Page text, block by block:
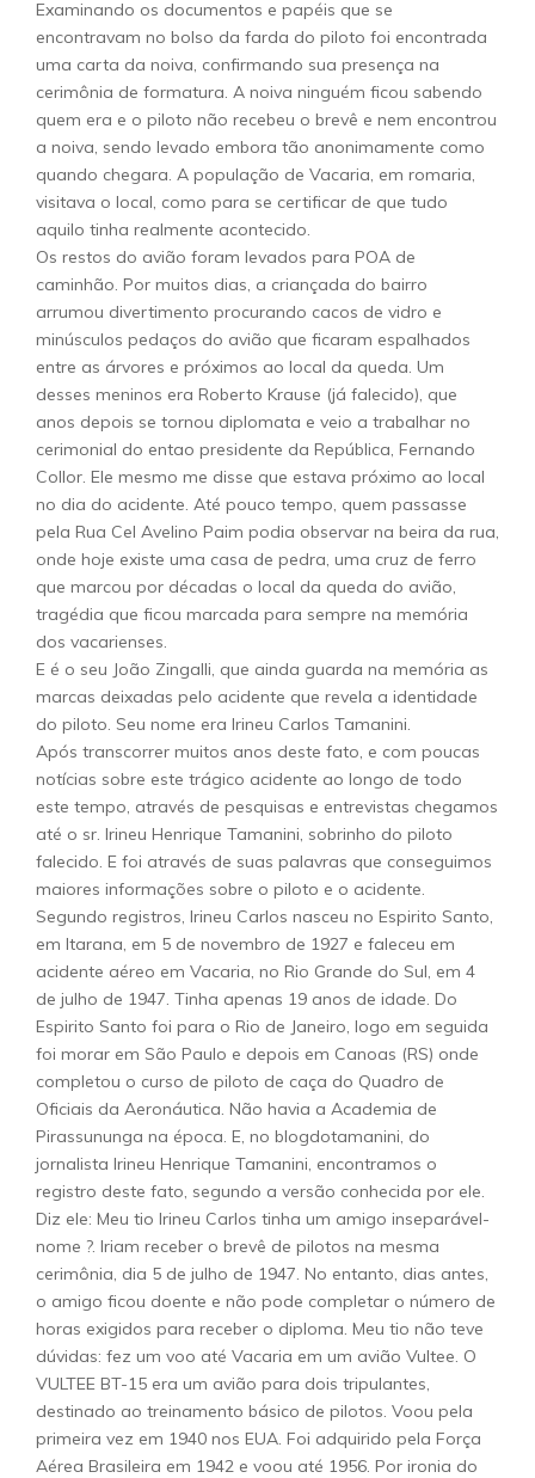
Examinando os documentos e papéis que se
encontravam no bolso da farda do piloto foi encontrada
uma carta da noiva, confirmando sua presença na
cerimônia de formatura. A noiva ninguém ficou sabendo
quem era e o piloto não recebeu o brevê e nem encontrou
a noiva, sendo levado embora tão anonimamente como
quando chegara. A população de Vacaria, em romaria,
visitava o local, como para se certificar de que tudo
aquilo tinha realmente acontecido.
Os restos do avião foram levados para POA de
caminhão. Por muitos dias, a criançada do bairro
arrumou divertimento procurando cacos de vidro e
minúsculos pedaços do avião que ficaram espalhados
entre as árvores e próximos ao local da queda. Um
desses meninos era Roberto Krause (já falecido), que
anos depois se tornou diplomata e veio a trabalhar no
cerimonial do entao presidente da República, Fernando
Collor. Ele mesmo me disse que estava próximo ao local
no dia do acidente. Até pouco tempo, quem passasse
pela Rua Cel Avelino Paim podia observar na beira da rua,
onde hoje existe uma casa de pedra, uma cruz de ferro
que marcou por décadas o local da queda do avião,
tragédia que ficou marcada para sempre na memória
dos vacarienses.
E é o seu João Zingalli, que ainda guarda na memória as
marcas deixadas pelo acidente que revela a identidade
do piloto. Seu nome era Irineu Carlos Tamanini.
Após transcorrer muitos anos deste fato, e com poucas
notícias sobre este trágico acidente ao longo de todo
este tempo, através de pesquisas e entrevistas chegamos
até o sr. Irineu Henrique Tamanini, sobrinho do piloto
falecido. E foi através de suas palavras que conseguimos
maiores informações sobre o piloto e o acidente.
Segundo registros, Irineu Carlos nasceu no Espirito Santo,
em Itarana, em 5 de novembro de 1927 e faleceu em
acidente aéreo em Vacaria, no Rio Grande do Sul, em 4
de julho de 1947. Tinha apenas 19 anos de idade. Do
Espirito Santo foi para o Rio de Janeiro, logo em seguida
foi morar em São Paulo e depois em Canoas (RS) onde
completou o curso de piloto de caça do Quadro de
Oficiais da Aeronáutica. Não havia a Academia de
Pirassununga na época. E, no blogdotamanini, do
jornalista Irineu Henrique Tamanini, encontramos o
registro deste fato, segundo a versão conhecida por ele.
Diz ele: Meu tio Irineu Carlos tinha um amigo inseparável-
nome ?. Iriam receber o brevê de pilotos na mesma
cerimônia, dia 5 de julho de 1947. No entanto, dias antes,
o amigo ficou doente e não pode completar o número de
horas exigidos para receber o diploma. Meu tio não teve
dúvidas: fez um voo até Vacaria em um avião Vultee. O
VULTEE BT-15 era um avião para dois tripulantes,
destinado ao treinamento básico de pilotos. Voou pela
primeira vez em 1940 nos EUA. Foi adquirido pela Força
Aérea Brasileira em 1942 e voou até 1956. Por ironia do